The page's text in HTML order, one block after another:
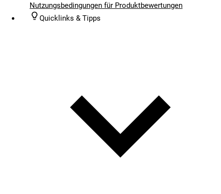
Nutzungsbedingungen für Produktbewertungen
Quicklinks & Tipps